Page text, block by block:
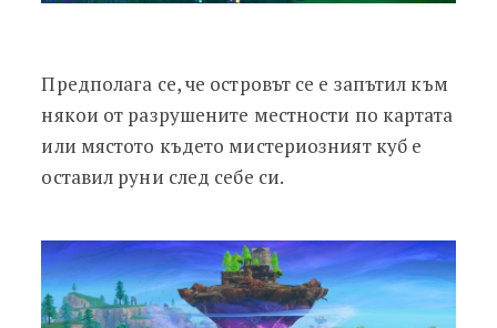
Предполага се, че островът се е запътил към
някои от разрушените местности по картата
или мястото където мистериозният куб е
оставил руни след себе си.